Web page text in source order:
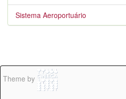
Sistema Aeroportuário
Theme by